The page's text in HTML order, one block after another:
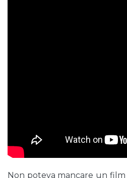
Non poteva mancare un film